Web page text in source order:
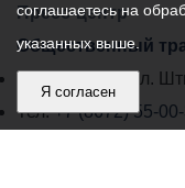
Пресс-центр
Общественный
Владикавказ, пл.
Тел:+7 (8672) 55-
соглашаетесь на
указанных выше.
Я согласен